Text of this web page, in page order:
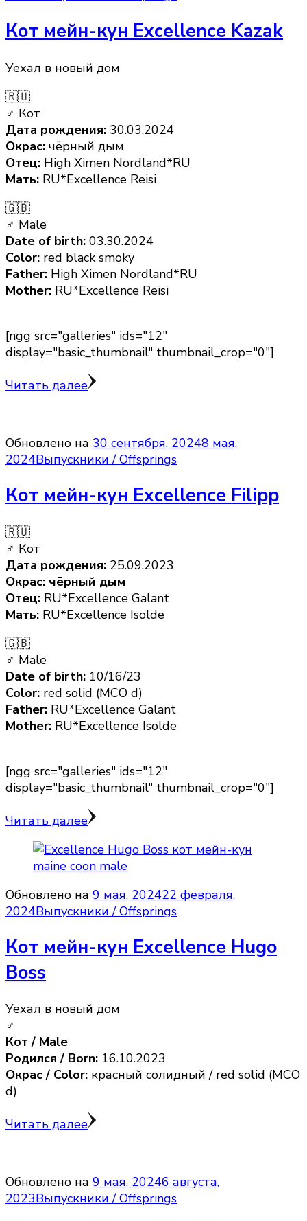
Кот мейн-кун Excellence Kazak
Уехал в новый дом
🇷🇺
♂ Кот
Дата рождения: 30.03.2024
Окрас: чёрный дым
Отец: High Ximen Nordland*RU
Мать: RU*Excellence Reisi
🇬🇧
♂ Male
Date of birth: 03.30.2024
Color: red black smoky
Father: High Ximen Nordland*RU
Mother: RU*Excellence Reisi
[ngg src="galleries" ids="12"
display="basic_thumbnail" thumbnail_crop="0"]
Читать далее
Обновлено на 30 сентября, 20248 мая,
2024Выпускники / Offsprings
Кот мейн-кун Excellence Filipp
🇷🇺
♂ Кот
Дата рождения: 25.09.2023
Окрас: чёрный дым
Отец: RU*Excellence Galant
Мать: RU*Excellence Isolde
🇬🇧
♂ Male
Date of birth: 10/16/23
Color: red solid (MCO d)
Father: RU*Excellence Galant
Mother: RU*Excellence Isolde
[ngg src="galleries" ids="12"
display="basic_thumbnail" thumbnail_crop="0"]
Читать далее
Обновлено на 9 мая, 202422 февраля,
2024Выпускники / Offsprings
Кот мейн-кун Excellence Hugo
Boss
Уехал в новый дом
♂
Кот / Male
Родился / Born: 16.10.2023
Окрас / Color: красный солидный / red solid (MCO
d)
Читать далее
Обновлено на 9 мая, 20246 августа,
2023Выпускники / Offsprings